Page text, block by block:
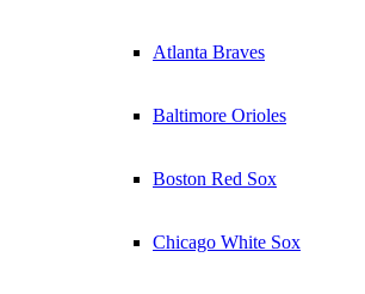
Atlanta Braves
Baltimore Orioles
Boston Red Sox
Chicago White Sox